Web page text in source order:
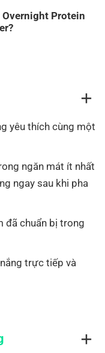
Overnight Protein
ĐÚNG NHƯ
ĐƯỢC PHA
sữa chua, các loại
để tăng hương vị.
yêu thích cùng một
ngăn mát ít nhất
ngay sau khi pha
đã chuẩn bị trong
trực tiếp và